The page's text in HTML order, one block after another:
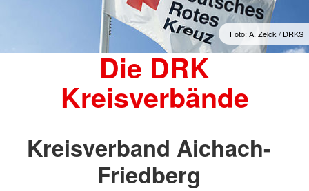
Foto: A. Zelck / DRKS
Die DRK
Kreisverbände
Kreisverband Aichach-
Friedberg